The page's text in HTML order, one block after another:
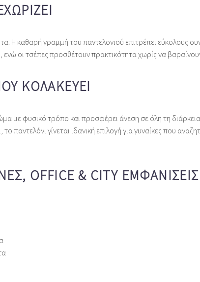
Η καθαρή γραμμή του παντελονιού επιτρέπει εύκολους
οι τσέπες προσθέτουν πρακτικότητα χωρίς να
ΚΟΛΑΚΕΎΕΙ
με φυσικό τρόπο και προσφέρει άνεση σε όλη τη
παντελόνι γίνεται ιδανική επιλογή για γυναίκες που
OFFICE & CITY ΕΜΦΑΝΊΣΕΙΣ